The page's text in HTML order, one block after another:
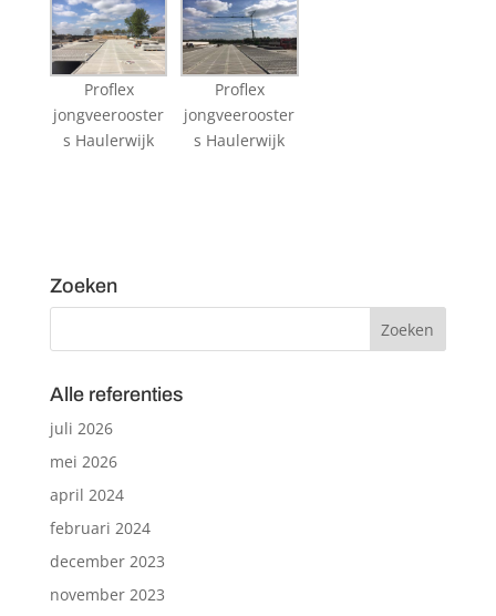
Proflex
jongveerooster
s Haulerwijk
Proflex
jongveerooster
s Haulerwijk
Zoeken
Alle referenties
juli 2026
mei 2026
april 2024
februari 2024
december 2023
november 2023